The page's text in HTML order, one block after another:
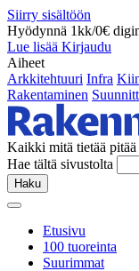
Siirry sisältöön
Hyödynnä 1kk/0€
Lue lisää Kirjaudu
Aiheet
Arkkitehtuuri Infra
Rakentaminen
Kaikki mitä tietää pitää
Hae tältä sivustolta
Haku
Etusivu
100 tuoreinta
Suurimmat